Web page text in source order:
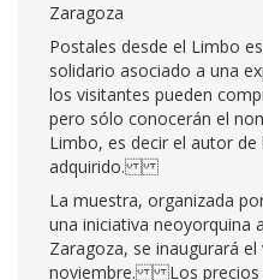
Zaragoza
Postales desde el Limbo
solidario asociado a una
los visitantes pueden
pero sólo conocerán el
Limbo, es decir el autor
adquirido.
La muestra, organizada
una iniciativa neoyorquina
Zaragoza, se inaugurará el
noviembre. Los precios